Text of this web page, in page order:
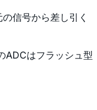
信号から差し引く
ADCはフラッシュ型